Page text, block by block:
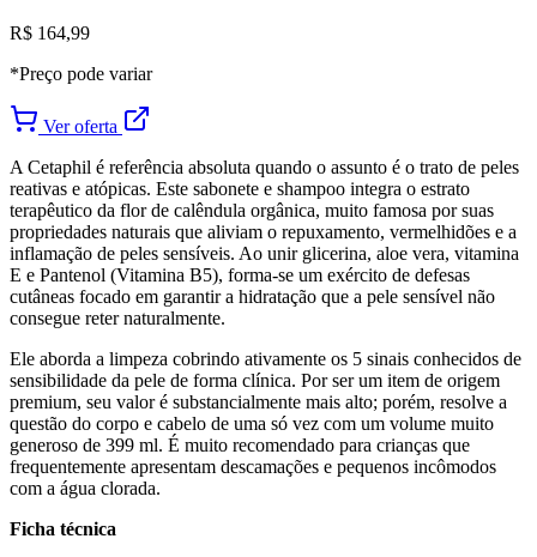
R$ 164,99
*Preço pode variar
Ver oferta
A Cetaphil é referência absoluta quando o assunto é o trato de peles
reativas e atópicas. Este sabonete e shampoo integra o estrato
terapêutico da flor de calêndula orgânica, muito famosa por suas
propriedades naturais que aliviam o repuxamento, vermelhidões e a
inflamação de peles sensíveis. Ao unir glicerina, aloe vera, vitamina
E e Pantenol (Vitamina B5), forma-se um exército de defesas
cutâneas focado em garantir a hidratação que a pele sensível não
consegue reter naturalmente.
Ele aborda a limpeza cobrindo ativamente os 5 sinais conhecidos de
sensibilidade da pele de forma clínica. Por ser um item de origem
premium, seu valor é substancialmente mais alto; porém, resolve a
questão do corpo e cabelo de uma só vez com um volume muito
generoso de 399 ml. É muito recomendado para crianças que
frequentemente apresentam descamações e pequenos incômodos
com a água clorada.
Ficha técnica